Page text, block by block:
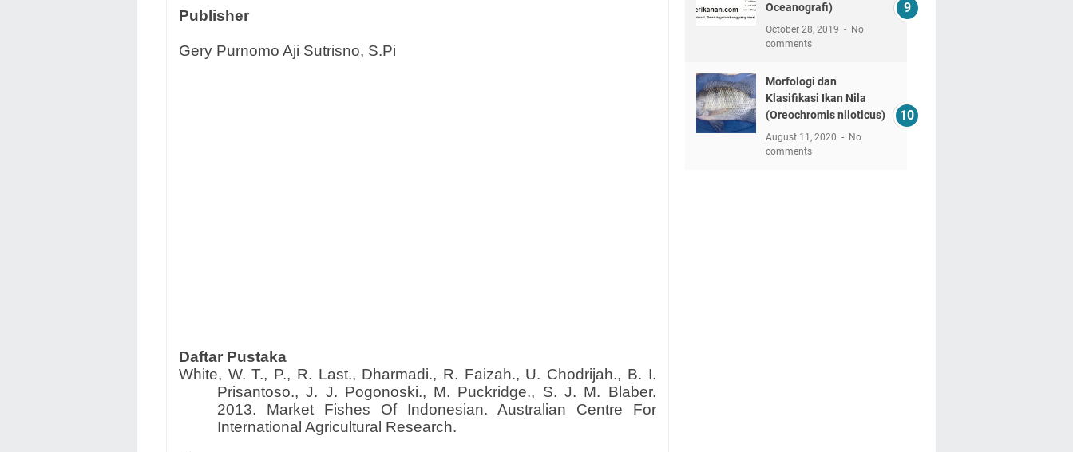
Publisher
Gery Purnomo Aji Sutrisno, S.Pi
Daftar Pustaka
White, W. T., P., R. Last., Dharmadi., R. Faizah., U. Chodrijah., B. I.
Prisantoso., J. J. Pogonoski., M. Puckridge., S. J. M. Blaber.
2013. Market Fishes Of Indonesian. Australian Centre For
International Agricultural Research.
Oceanografi)
October 28, 2019
No
comments
Morfologi dan
Klasifikasi Ikan Nila
(Oreochromis niloticus)
August 11, 2020
No
comments